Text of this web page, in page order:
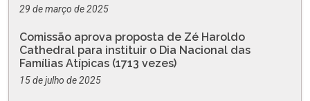
29 de março de 2025
Comissão aprova proposta de Zé Haroldo
Cathedral para instituir o Dia Nacional das
Famílias Atípicas (1713 vezes)
15 de julho de 2025